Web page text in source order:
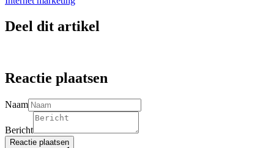
Deel dit artikel
Reactie plaatsen
Naam
Bericht
Reactie plaatsen